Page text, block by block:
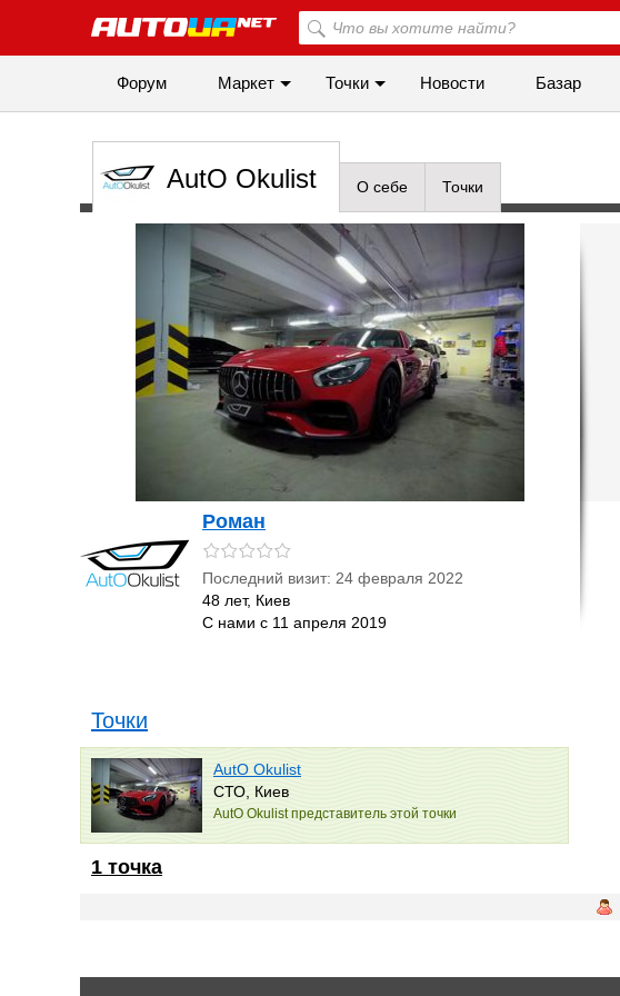
Форум Маркет Точки Новости Базар
AutO Okulist О себе Точки
Роман
Последний визит: 24 февраля 2022
48 лет, Киев
С нами с 11 апреля 2019
Точки
AutO Okulist
СТО, Киев
AutO Okulist представитель этой точки
1 точка